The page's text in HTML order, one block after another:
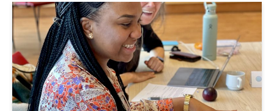
Deux
formations
complètes
pour
renforcer
l’intégration
de
la
santé